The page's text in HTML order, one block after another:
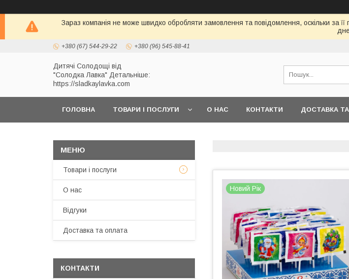
Зараз компанія не може швидко обробляти замовлення та повідомлення, оскільки за
+380 (67) 544-29-22 +380 (96) 545-88-41
Дитячі Солодощі від
"Солодка Лавка" Детальніше:
https://sladkaylavka.com
ГОЛОВНА ТОВАРИ І ПОСЛУГИ О НАС КОНТАКТИ ДОСТАВКА
Новий Рік
Товари і послуги
О нас
Відгуки
Доставка та оплата
КОНТАКТИ